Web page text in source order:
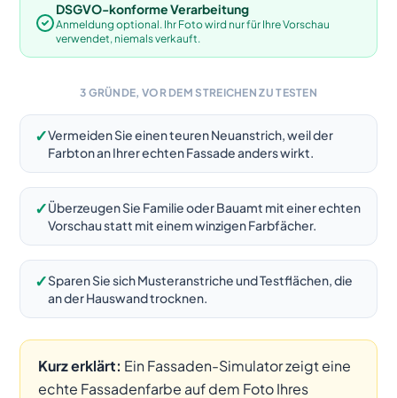
DSGVO-konforme Verarbeitung
Anmeldung optional. Ihr Foto wird nur für Ihre Vorschau
verwendet, niemals verkauft.
3 GRÜNDE, VOR DEM STREICHEN ZU TESTEN
✓Vermeiden Sie einen teuren Neuanstrich, weil der
Farbton an Ihrer echten Fassade anders wirkt.
✓Überzeugen Sie Familie oder Bauamt mit einer echten
Vorschau statt mit einem winzigen Farbfächer.
✓Sparen Sie sich Musteranstriche und Testflächen, die
an der Hauswand trocknen.
Kurz erklärt: Ein Fassaden-Simulator zeigt eine
echte Fassadenfarbe auf dem Foto Ihres